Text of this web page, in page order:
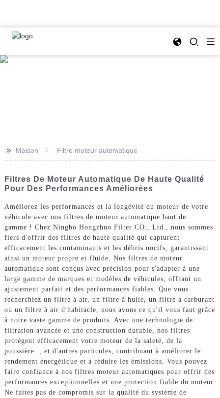
>> Maison Filtre moteur automatique
Filtres De Moteur Automatique De Haute Qualité
Pour Des Performances Améliorées
Améliorez les performances et la longévité du moteur de votre
véhicule avec nos filtres de moteur automatique haut de
gamme ! Chez Ningbo Hongzhuo Filter CO., Ltd., nous sommes
fiers d'offrir des filtres de haute qualité qui capturent
efficacement les contaminants et les débris nocifs, garantissant
ainsi un moteur propre et fluide. Nos filtres de moteur
automatique sont conçus avec précision pour s'adapter à une
large gamme de marques et modèles de véhicules, offrant un
ajustement parfait et des performances fiables. Que vous
recherchiez un filtre à air, un filtre à huile, un filtre à carburant
ou un filtre à air d'habitacle, nous avons ce qu'il vous faut grâce
à notre vaste gamme de produits. Avec une technologie de
filtration avancée et une construction durable, nos filtres
protègent efficacement votre moteur de la saleté, de la
poussière. , et d'autres particules, contribuant à améliorer le
rendement énergétique et à réduire les émissions. Vous pouvez
faire confiance à nos filtres moteur automatiques pour offrir des
performances exceptionnelles et une protection fiable du moteur.
Ne faites pas de compromis sur la qualité du système de